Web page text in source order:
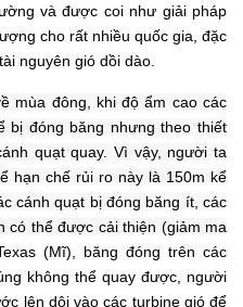
và được coi như giải pháp
cho rất nhiều quốc gia, đặc
nguyên gió dồi dào.
mùa đông, khi độ ẩm cao các
bị đóng băng nhưng theo thiết
quạt quay. Vì vậy, người ta
hạn chế rủi ro này là 150m kể
cánh quạt bị đóng băng ít, các
có thể được cải thiện (giảm ma
(Mĩ), băng đóng trên các
không thể quay được, người
lên dội vào các turbine gió để